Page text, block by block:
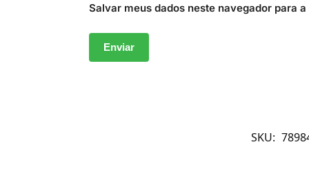
Salvar meus dados neste navegador para
SKU: